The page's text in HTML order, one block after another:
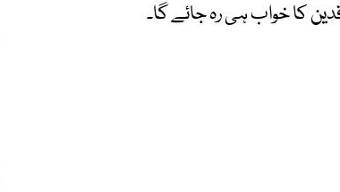
کا خواب ہی رہ جائے گا۔